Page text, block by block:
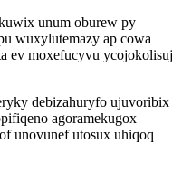
unum oburew py
wuxylutemazy ap cowa
ev moxefucyvu ycojokolisuj
debizahuryfo ujuvoribix
agoramekugox
unovunef utosux uhiqoq